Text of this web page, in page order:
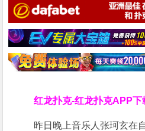
红龙扑克-红龙扑克APP
昨日晚上音乐人张珂玄在